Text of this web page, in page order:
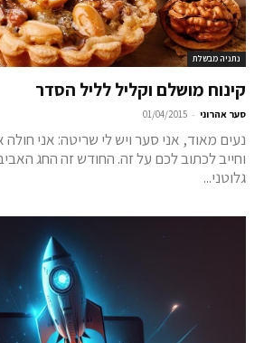
נתניה מבשלת
קינוח מושלם וקליל לליל הסדר
סער אהרוני -
01/04/2015
נעים מאוד, אני סער ויש לי שריטה: אני
וחייב לכתוב לכם על זה. החודש זה החג
גלוטני...